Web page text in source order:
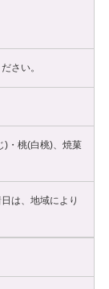
さい。
)・桃(白桃)、焼菓
は、地域により